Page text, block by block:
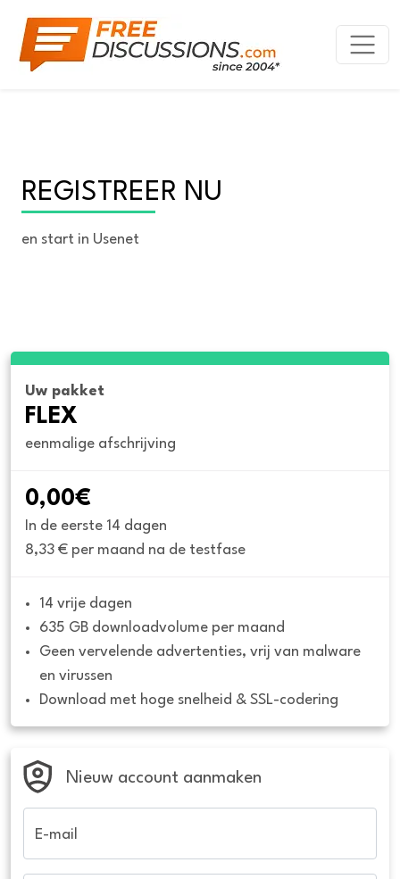
REGISTREER NU
en start in Usenet
Uw pakket
FLEX
eenmalige afschrijving
0,00€
In de eerste 14 dagen
8,33 € per maand na de testfase
14 vrije dagen
635 GB downloadvolume per maand
Geen vervelende advertenties, vrij van malware
en virussen
Download met hoge snelheid & SSL-codering
Nieuw account aanmaken
E-mail